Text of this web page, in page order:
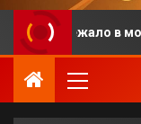
в морге 128 лет